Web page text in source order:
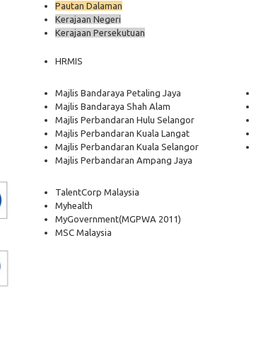
Pautan Dalaman
Kerajaan Negeri
Kerajaan Persekutuan
HRMIS
Majlis Bandaraya Petaling Jaya
Majlis Bandaraya Shah Alam
Majlis Perbandaran Hulu Selangor
Majlis Perbandaran Kuala Langat
Majlis Perbandaran Kuala Selangor
Majlis Perbandaran Ampang Jaya
TalentCorp Malaysia
Myhealth
MyGovernment(MGPWA 2011)
MSC Malaysia